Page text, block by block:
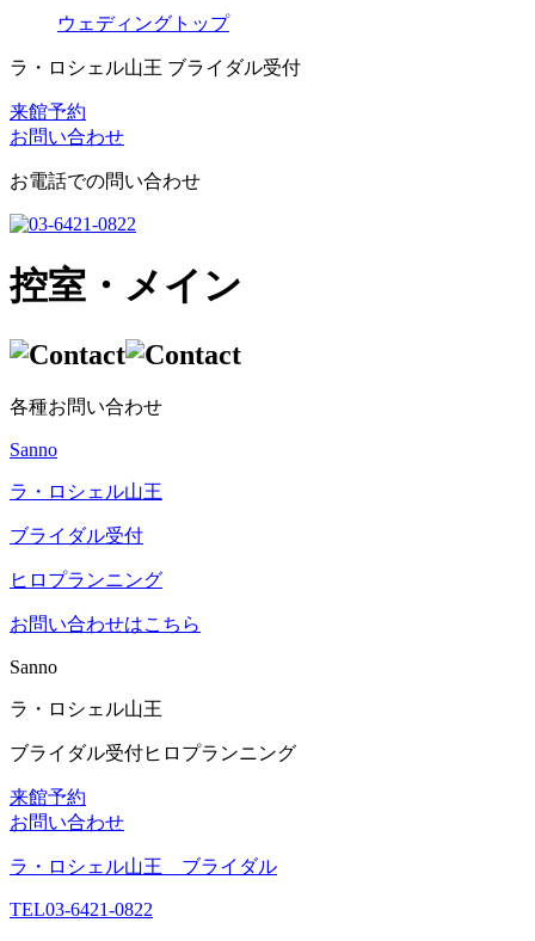
ウェディングトップ
ラ・ロシェル山王 ブライダル受付
来館予約
お問い合わせ
お電話での問い合わせ
控室・メイン
各種お問い合わせ
Sanno
ラ・ロシェル山王
ブライダル受付
ヒロプランニング
お問い合わせはこちら
Sanno
ラ・ロシェル山王
ブライダル受付ヒロプランニング
来館予約
お問い合わせ
ラ・ロシェル山王 ブライダル
TEL03-6421-0822